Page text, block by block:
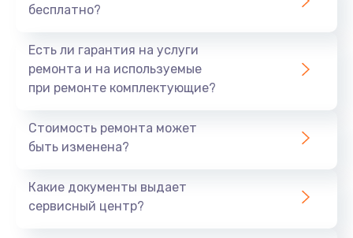
бесплатно?
Есть ли гарантия на услуги
ремонта и на используемые
при ремонте комплектующие?
Стоимость ремонта может
быть изменена?
Какие документы выдает
сервисный центр?